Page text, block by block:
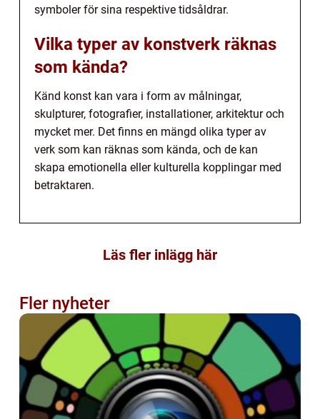
symboler för sina respektive tidsåldrar.
Vilka typer av konstverk räknas
som kända?
Känd konst kan vara i form av målningar,
skulpturer, fotografier, installationer, arkitektur och
mycket mer. Det finns en mängd olika typer av
verk som kan räknas som kända, och de kan
skapa emotionella eller kulturella kopplingar med
betraktaren.
Läs fler inlägg här
Fler nyheter